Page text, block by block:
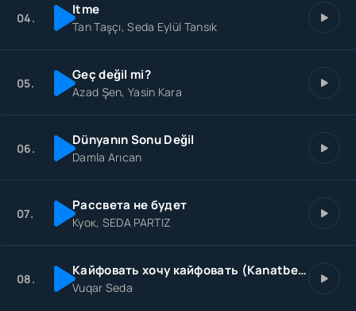
04. Itme
Tan Taşçı, Seda Eylül Tansık
05. Geç değil mi?
Azad Şen, Yasin Kara
06. Dünyanın Sonu Değil
Damla Arıcan
07. Рассвета не будет
Куок, SEDA PARTIZ
08. Кайфовать хочу кайфовать (Kanatbek Remix)
Vuqar Seda